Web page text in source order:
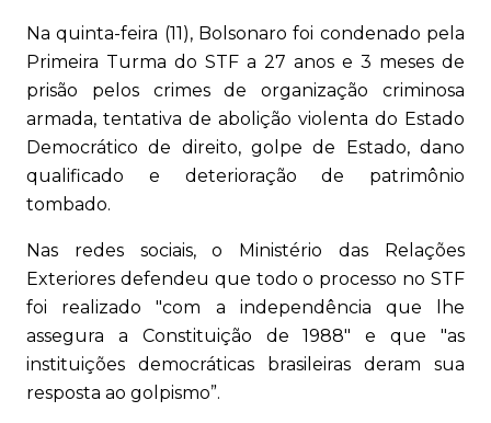
Na quinta-feira (11), Bolsonaro foi condenado pela
Primeira Turma do STF a 27 anos e 3 meses de
prisão pelos crimes de organização criminosa
armada, tentativa de abolição violenta do Estado
Democrático de direito, golpe de Estado, dano
qualificado e deterioração de patrimônio
tombado.
Nas redes sociais, o Ministério das Relações
Exteriores defendeu que todo o processo no STF
foi realizado "com a independência que lhe
assegura a Constituição de 1988" e que "as
instituições democráticas brasileiras deram sua
resposta ao golpismo”.